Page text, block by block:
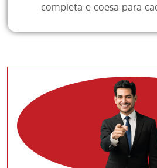
completa e coesa para